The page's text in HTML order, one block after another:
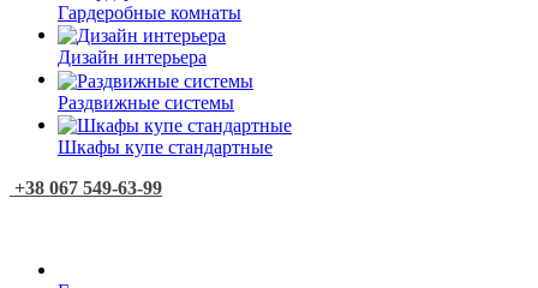
Гардеробные комнаты
Дизайн интерьера
Раздвижные системы
Шкафы купе стандартные
+38 067 549-63-99